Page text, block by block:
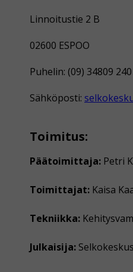
Linnoitustie 2 B
02600 ESPOO
Puhelin: (09) 34809 240
Sähköposti:
Toimitus:
Päätoimittaja: Petri
Toimittajat: Kaisa
Tekniikka:
Julkaisija: